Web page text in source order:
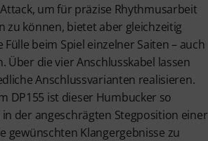
um für präzise Rhythmusarbeit
zu können, bietet aber gleichzeitig
Fülle beim Spiel einzelner Saiten – auch
Über die vier Anschlusskabel lassen
Anschlussvarianten realisieren.
DP155 ist dieser Humbucker so
der angeschrägten Stegposition einer
gewünschten Klangergebnisse zu